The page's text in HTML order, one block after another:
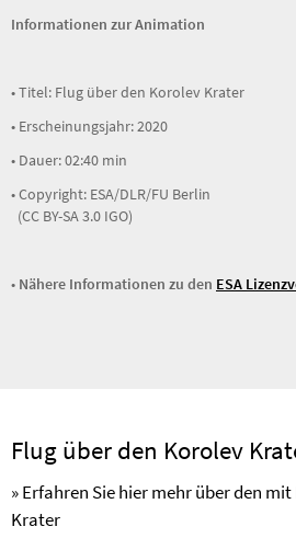
Informationen zur Animation
• Titel: Flug über den Korolev Krater
• Erscheinungsjahr: 2020
• Dauer: 02:40 min
• Copyright: ESA/DLR/FU Berlin
(CC BY-SA 3.0 IGO)
• Nähere Informationen zu den ESA
Flug über den Korolev
» Erfahren Sie hier mehr über den
Krater